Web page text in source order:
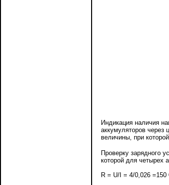
Индикация наличия
аккумуляторов через
величины, при
Проверку зарядного
которой для четырех
R = U/I = 4/0,026